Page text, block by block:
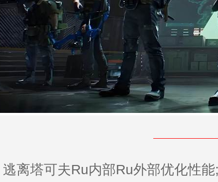
逃离塔可夫Ru内部Ru外部优化性